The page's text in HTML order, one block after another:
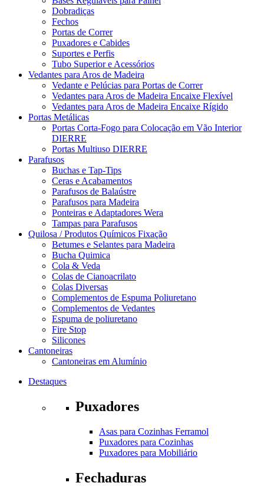
Dobradiças
Fechos
Portas de Correr
Puxadores e Cabides
Suportes e Perfis
Tubo Superior e Acessórios
Vedantes para Aros de Madeira
Vedante e Pelúcias para Portas de Correr
Vedantes para Aros de Madeira Encaixe Flexível
Vedantes para Aros de Madeira Encaixe Rígido
Portas Metálicas
Portas Corta-Fogo para Colocação em Vão Interior
DIERRE
Portas Multiuso DIERRE
Parafusos
Buchas e Tap-Tips
Ceras e Acabamentos
Parafusos de Balaústre
Parafusos para Madeira
Ponteiras e Adaptadores Wera
Tampas para Parafusos
Quilosa / Produtos Químicos Fixação
Betumes e Selantes para Madeira
Bucha Quimica
Cola & Veda
Colas de Cianoacrilato
Colas Diversas
Complementos de Espuma Poliuretano
Complementos de Vedantes
Espuma de poliuretano
Fire Stop
Silicones
Cantoneiras
Cantoneiras em Alumínio
Destaques
Puxadores
Asas para Cozinhas Ferramol
Puxadores para Cozinhas
Puxadores para Mobiliário
Fechaduras